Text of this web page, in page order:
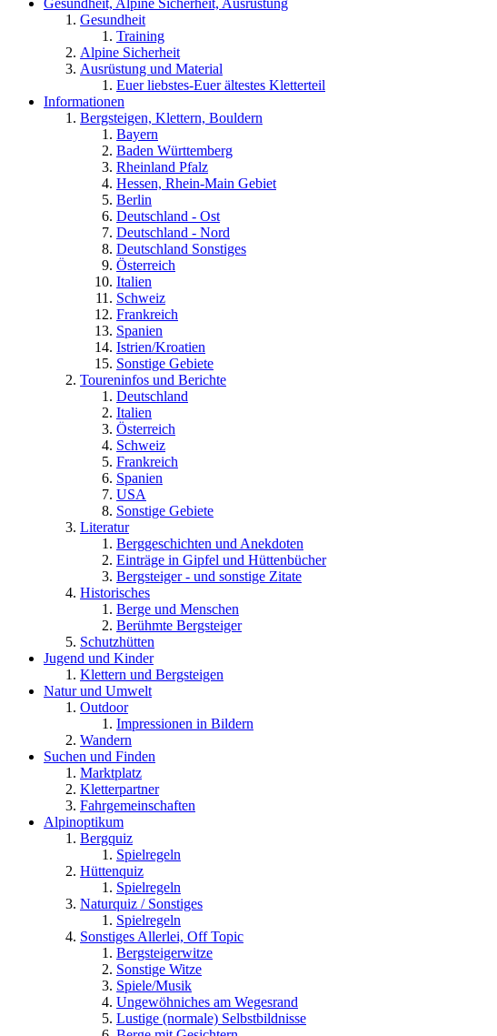
Gesundheit, Alpine Sicherheit, Ausrüstung
Gesundheit
Training
Alpine Sicherheit
Ausrüstung und Material
Euer liebstes-Euer ältestes Kletterteil
Informationen
Bergsteigen, Klettern, Bouldern
Bayern
Baden Württemberg
Rheinland Pfalz
Hessen, Rhein-Main Gebiet
Berlin
Deutschland - Ost
Deutschland - Nord
Deutschland Sonstiges
Österreich
Italien
Schweiz
Frankreich
Spanien
Istrien/Kroatien
Sonstige Gebiete
Toureninfos und Berichte
Deutschland
Italien
Österreich
Schweiz
Frankreich
Spanien
USA
Sonstige Gebiete
Literatur
Berggeschichten und Anekdoten
Einträge in Gipfel und Hüttenbücher
Bergsteiger - und sonstige Zitate
Historisches
Berge und Menschen
Berühmte Bergsteiger
Schutzhütten
Jugend und Kinder
Klettern und Bergsteigen
Natur und Umwelt
Outdoor
Impressionen in Bildern
Wandern
Suchen und Finden
Marktplatz
Kletterpartner
Fahrgemeinschaften
Alpinoptikum
Bergquiz
Spielregeln
Hüttenquiz
Spielregeln
Naturquiz / Sonstiges
Spielregeln
Sonstiges Allerlei, Off Topic
Bergsteigerwitze
Sonstige Witze
Spiele/Musik
Ungewöhniches am Wegesrand
Lustige (normale) Selbstbildnisse